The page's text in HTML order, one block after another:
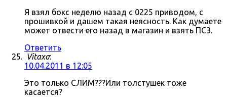
Я взял бокс неделю назад с 0225 приводом, с
прошивкой и дашем такая неясность. Как думаете
может отвести его назад в магазин и взять ПС3.
Ответить
Vitaxa:
10.04.2011 в 12:05
Это только СЛИМ???Или толстушек тоже
касается?